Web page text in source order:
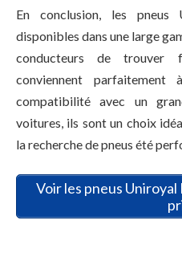
En conclusion, les pneus
disponibles dans une large
conducteurs de trouver
conviennent
compatibilité avec un
voitures, ils sont un choix
la recherche de pneus été
Voir les pneus